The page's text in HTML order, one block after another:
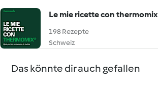
Le mie ricette con thermomix
198 Rezepte
Schweiz
Das könnte dir auch gefallen